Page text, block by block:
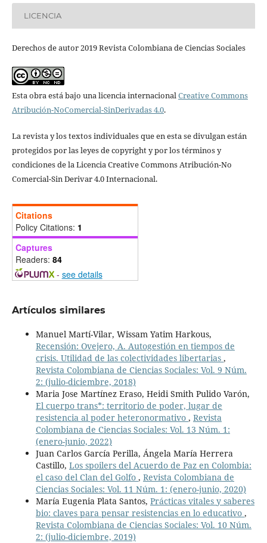
LICENCIA
Derechos de autor 2019 Revista Colombiana de Ciencias Sociales
Esta obra está bajo una licencia internacionalCreative Commons
Atribución-NoComercial-SinDerivadas 4.0.
La revista y los textos individuales que en esta se divulgan están
protegidos por las leyes de copyright y por los términos y
condiciones de la Licencia Creative Commons Atribución-No
Comercial-Sin Derivar 4.0 Internacional.
Citations
Policy Citations: 1
Captures
Readers: 84
- see details
Artículos similares
Manuel Martí-Vilar, Wissam Yatim Harkous,
Recensión: Ovejero, A. Autogestión en tiempos de
crisis. Utilidad de las colectividades libertarias ,
Revista Colombiana de Ciencias Sociales: Vol. 9 Núm.
2: (julio-diciembre, 2018)
Maria Jose Martínez Eraso, Heidi Smith Pulido Varón,
El cuerpo trans*: territorio de poder, lugar de
resistencia al poder heteronormativo , Revista
Colombiana de Ciencias Sociales: Vol. 13 Núm. 1:
(enero-junio, 2022)
Juan Carlos García Perilla, Ángela María Herrera
Castillo, Los spoilers del Acuerdo de Paz en Colombia:
el caso del Clan del Golfo , Revista Colombiana de
Ciencias Sociales: Vol. 11 Núm. 1: (enero-junio, 2020)
María Eugenia Plata Santos, Prácticas vitales y saberes
bio: claves para pensar resistencias en lo educativo ,
Revista Colombiana de Ciencias Sociales: Vol. 10 Núm.
2: (julio-diciembre, 2019)